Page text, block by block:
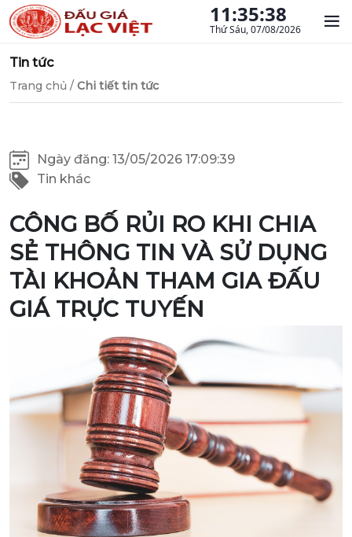
11:35:39
Thứ Sáu, 07/08/2026
Tin tức
Trang chủ / Chi tiết tin tức
Ngày đăng: 13/05/2026 17:09:39
Tin khác
CÔNG BỐ RỦI RO KHI CHIA
SẺ THÔNG TIN VÀ SỬ DỤNG
TÀI KHOẢN THAM GIA ĐẤU
GIÁ TRỰC TUYẾN